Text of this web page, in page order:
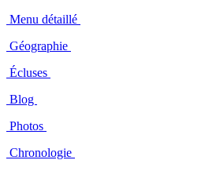
Menu détaillé
Géographie
Écluses
Blog
Photos
Chronologie